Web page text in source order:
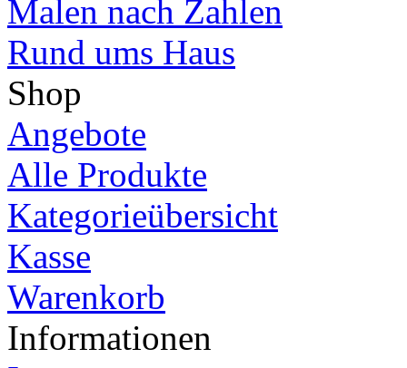
Malen nach Zahlen
Rund ums Haus
Shop
Angebote
Alle Produkte
Kategorieübersicht
Kasse
Warenkorb
Informationen